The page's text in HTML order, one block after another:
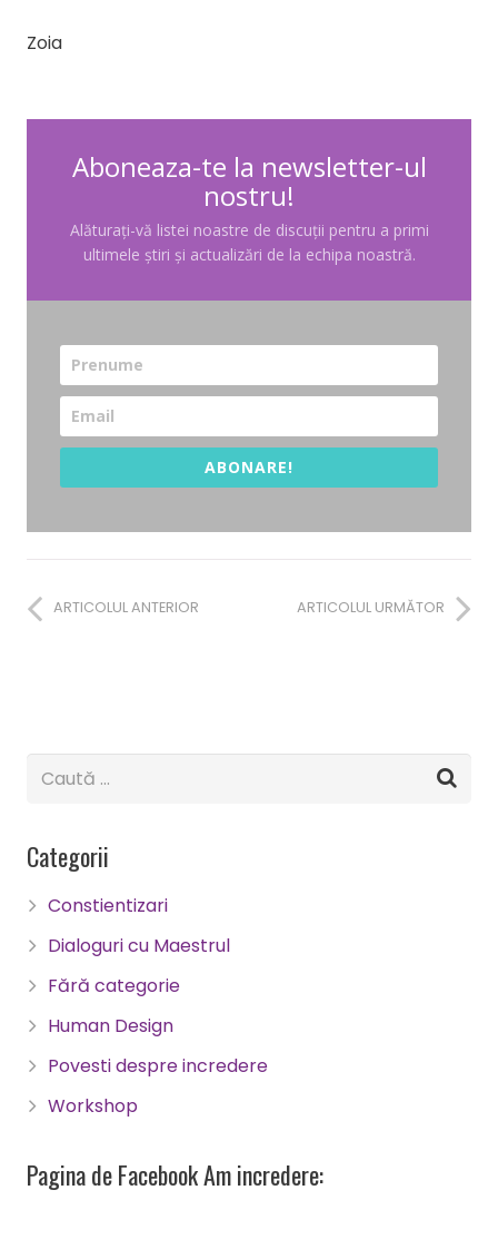
Zoia
Aboneaza-te la newsletter-ul
nostru!
Alăturați-vă listei noastre de discuții pentru a primi
ultimele știri și actualizări de la echipa noastră.
ABONARE!
ARTICOLUL ANTERIOR ARTICOLUL URMĂTOR
Categorii
Constientizari
Dialoguri cu Maestrul
Fără categorie
Human Design
Povesti despre incredere
Workshop
Pagina de Facebook Am incredere: